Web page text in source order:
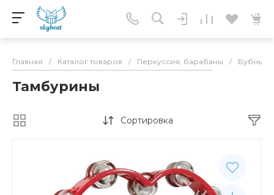
Главная / Каталог товаров / Перкуссия, барабаны / Бубны
Тамбурины
Сортировка